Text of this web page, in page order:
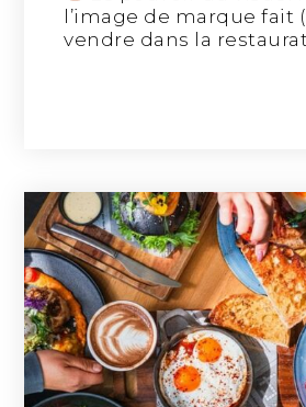
l’image de marque fait
vendre dans la